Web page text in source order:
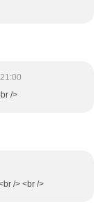
/>
/> <br />